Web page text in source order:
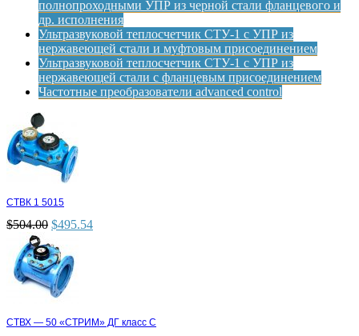
полнопроходными УПР из черной стали фланцевого и
др. исполнения
Ультразвуковой теплосчетчик СТУ-1 с УПР из
нержавеющей стали и муфтовым присоединением
Ультразвуковой теплосчетчик СТУ-1 с УПР из
нержавеющей стали с фланцевым присоединением
Частотные преобразователи advanced control
СТВК 1 5015
$504.00 $495.54
СТВХ — 50 «СТРИМ» ДГ класс С